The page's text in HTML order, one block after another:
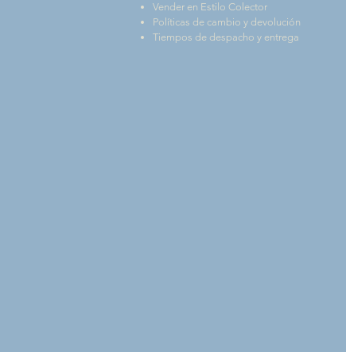
Vender en Estilo Colector
Políticas de cambio y devolución
Tiempos de despacho y entrega